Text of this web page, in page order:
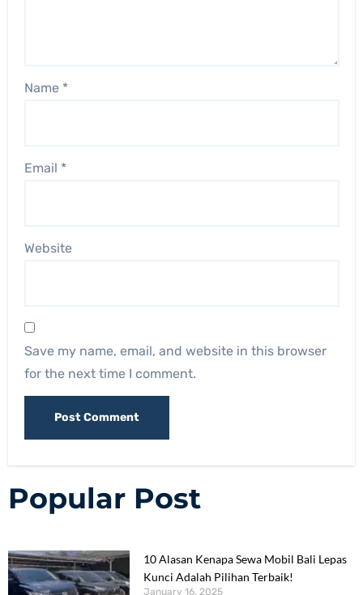
Name *
Email *
Website
Save my name, email, and website in this browser
for the next time I comment.
Popular Post
10 Alasan Kenapa Sewa Mobil Bali Lepas
Kunci Adalah Pilihan Terbaik!
January 16, 2025